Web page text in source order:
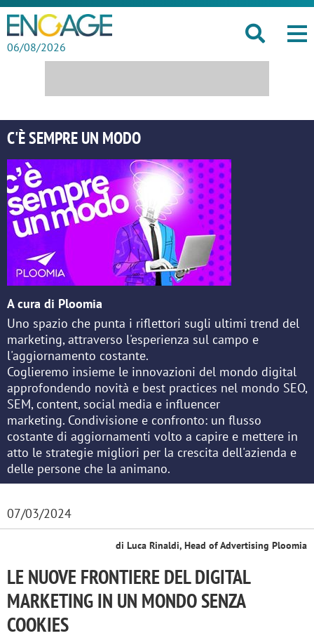
06/08/2026
C'È SEMPRE UN MODO
A cura di Ploomia
Uno spazio che punta i riflettori sugli ultimi trend del
marketing, attraverso l'esperienza sul campo e
l'aggiornamento costante.
Coglieremo insieme le innovazioni del mondo digital
approfondendo novità e best practices nel mondo SEO,
SEM, content, social media e influencer
marketing. Condivisione e confronto: un flusso
costante di aggiornamenti volto a capire e mettere in
atto le strategie migliori per la crescita dell'azienda e
delle persone che la animano.
07/03/2024
di Luca Rinaldi, Head of Advertising Ploomia
LE NUOVE FRONTIERE DEL DIGITAL
MARKETING IN UN MONDO SENZA
COOKIES